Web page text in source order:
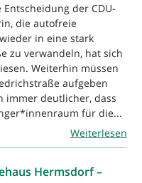
der CDU-
die autofreie
in eine stark
zu verwandeln, hat sich
Weiterhin müssen
aufgeben
immer deutlicher, dass
für die...
Weiterlesen
Hermsdorf –